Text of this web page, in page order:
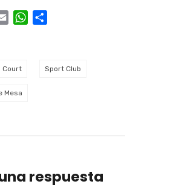
Email WhatsApp
Court Sport Club
Mesa
respuesta